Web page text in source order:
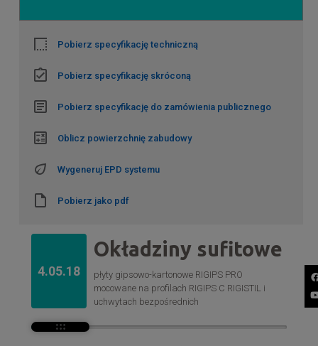
Pobierz specyfikację techniczną
Pobierz specyfikację skróconą
Pobierz specyfikację do zamówienia publicznego
Oblicz powierzchnię zabudowy
Wygeneruj EPD systemu
Pobierz jako pdf
4.05.18
Okładziny sufitowe
płyty gipsowo-kartonowe RIGIPS PRO
mocowane na profilach RIGIPS C RIGISTIL i
uchwytach bezpośrednich